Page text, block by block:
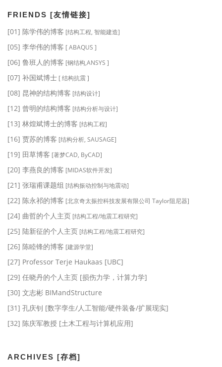
FRIENDS [友情链接]
[01] 陈学伟的博客 [结构工程, 智能建造]
[05] 李华伟的博客 [ ABAQUS ]
[06] 鲁班人的博客 [钢结构,ANSYS ]
[07] 补国斌博士 [ 结构抗震 ]
[08] 昆神的结构博客 [结构设计]
[12] 曾明的结构博客 [结构分析与设计]
[13] 林煌斌博士的博客 [结构工程]
[16] 贾苏的博客 [结构分析, SAUSAGE]
[19] 田草博客 [著梦CAD, ByCAD]
[20] 李燕良的博客 [MIDAS软件开发]
[21] 张瑞甫课题组 [结构振动控制与地震动]
[22] 陈永祁的博客 [北京奇太振控科技发展有限公司 Taylor阻尼器]
[24] 曲哲的个人主页 [结构工程/地震工程研究]
[25] 陆新征的个人主页 [结构工程/地震工程研究]
[26] 陈睦锋的博客 [建源学堂]
[27] Professor Terje Haukaas [UBC]
[29] 任晓丹的个人主页 [损伤力学，计算力学]
[30] 文志彬 BIMandStructure
[31] 孔庆钊 [数字孪生/人工智能/硬件装备/扩展现实]
[32] 陈庆军教授 [土木工程与计算机应用]
ARCHIVES [存档]